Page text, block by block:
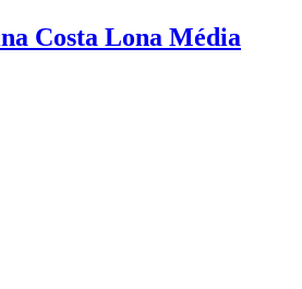
Costa Lona Média